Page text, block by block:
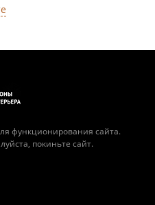
функционирования сайта.
покиньте сайт.